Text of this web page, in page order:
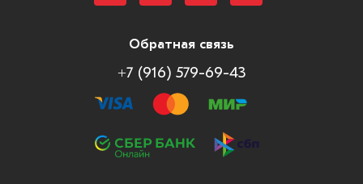
Обратная связь
+7 (916) 579-69-43